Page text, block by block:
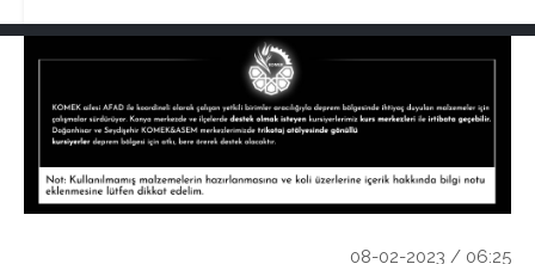
08-02-2023 / 06:25